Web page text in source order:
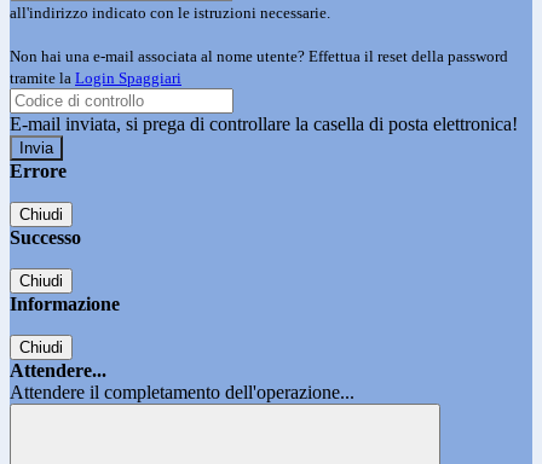
all'indirizzo indicato con le istruzioni necessarie.
Non hai una e-mail associata al nome utente? Effettua il reset della password
tramite la Login Spaggiari
E-mail inviata, si prega di controllare la casella di posta elettronica!
Errore
Chiudi
Successo
Chiudi
Informazione
Chiudi
Attendere...
Attendere il completamento dell'operazione...